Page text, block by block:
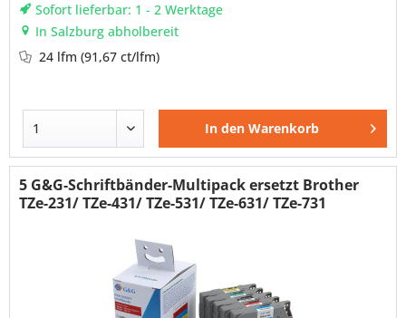
Sofort lieferbar: 1 - 2 Werktage
In Salzburg abholbereit
24 lfm(91,67 ct/lfm)
In den Warenkorb
5 G&G-Schriftbänder-Multipack ersetzt Brother
TZe-231/ TZe-431/ TZe-531/ TZe-631/ TZe-731